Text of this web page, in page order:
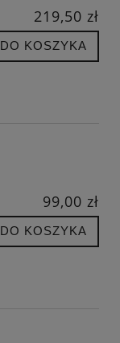
219,50 zł
DO KOSZYKA
99,00 zł
DO KOSZYKA